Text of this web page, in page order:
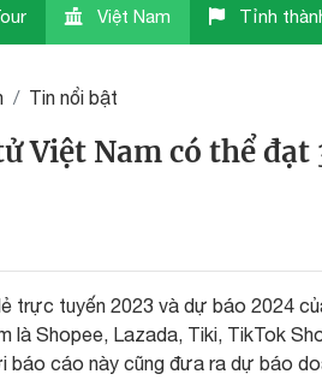
Việt Nam Tỉnh
Tin nổi bật
Việt Nam có thể
trực tuyến 2023 và dự báo 2024
là Shopee, Lazada, Tiki, TikTok
cáo này cũng đưa ra dự báo